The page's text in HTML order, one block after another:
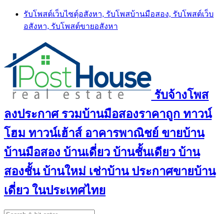
Skip
content
รับโพสต์เว็บไซตฺ์อสังหา, รับโพสบ้านมือสอง, รับโพสต์เว็บ
อสังหา, รับโพสต์ขายอสังหา
รับจ้างโพส
ลงประกาศ รวมบ้านมือสองราคาถูก ทาวน์
โฮม ทาวน์เฮ้าส์ อาคารพาณิชย์ ขายบ้าน
บ้านมือสอง บ้านเดี่ยว บ้านชั้นเดียว บ้าน
สองชั้น บ้านใหม่ เช่าบ้าน ประกาศขายบ้าน
เดี่ยว ในประเทศไทย